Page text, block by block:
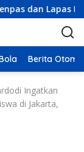
Lapas Kelas IIA
Berita
Ingatkan
di Jakarta,